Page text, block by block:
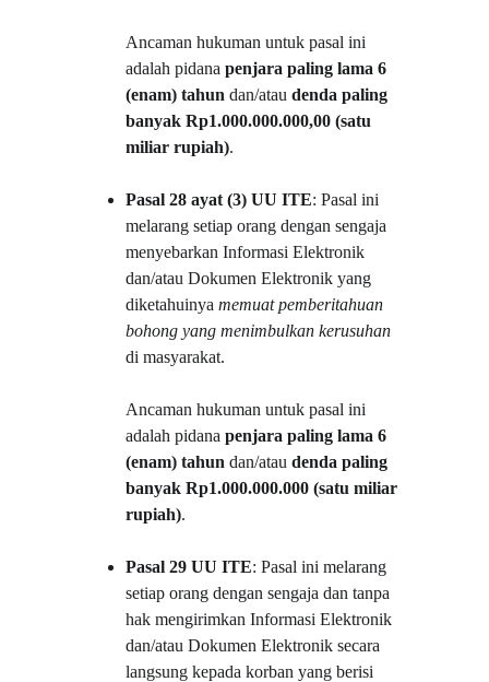
Ancaman hukuman untuk pasal ini
adalah pidana penjara paling lama 6
(enam) tahun dan/atau denda paling
banyak Rp1.000.000.000,00 (satu
miliar rupiah).
Pasal 28 ayat (3) UU ITE: Pasal ini
melarang setiap orang dengan sengaja
menyebarkan Informasi Elektronik
dan/atau Dokumen Elektronik yang
diketahuinya memuat pemberitahuan
bohong yang menimbulkan kerusuhan
di masyarakat.
Ancaman hukuman untuk pasal ini
adalah pidana penjara paling lama 6
(enam) tahun dan/atau denda paling
banyak Rp1.000.000.000 (satu miliar
rupiah).
Pasal 29 UU ITE: Pasal ini melarang
setiap orang dengan sengaja dan tanpa
hak mengirimkan Informasi Elektronik
dan/atau Dokumen Elektronik secara
langsung kepada korban yang berisi